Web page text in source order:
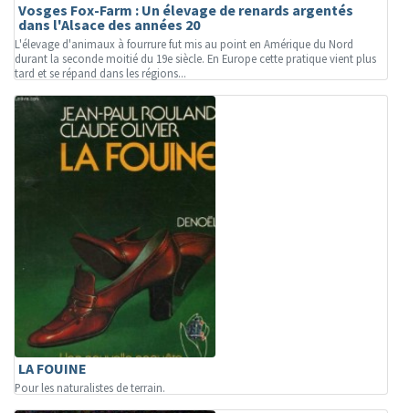
Vosges Fox-Farm : Un élevage de renards argentés
dans l'Alsace des années 20
L'élevage d'animaux à fourrure fut mis au point en Amérique du Nord
durant la seconde moitié du 19e siècle. En Europe cette pratique vient plus
tard et se répand dans les régions...
LA FOUINE
Pour les naturalistes de terrain.